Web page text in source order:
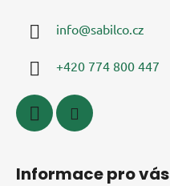
info@sabilco.cz
+420 774 800 447
Informace pro vás